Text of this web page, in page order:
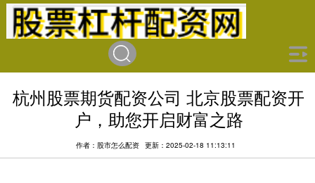
杭州股票期货配资公司 北京股票配资开
户，助您开启财富之路
作者：股市怎么配资 更新：2025-02-18 11:13:11